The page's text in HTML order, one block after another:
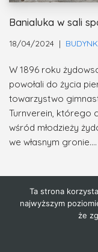
Banialuka w sali
18/04/2024
W 1896 roku
powołali do życia
towarzystwo
Turnverein, którego
wśród młodzieży
we własnym gronie.…
Ta strona
najwyższym
że